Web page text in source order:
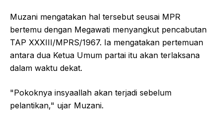
Muzani mengatakan hal tersebut seusai MPR
bertemu dengan Megawati menyangkut pencabutan
TAP XXXIII/MPRS/1967. Ia mengatakan pertemuan
antara dua Ketua Umum partai itu akan terlaksana
dalam waktu dekat.
"Pokoknya insyaallah akan terjadi sebelum
pelantikan," ujar Muzani.